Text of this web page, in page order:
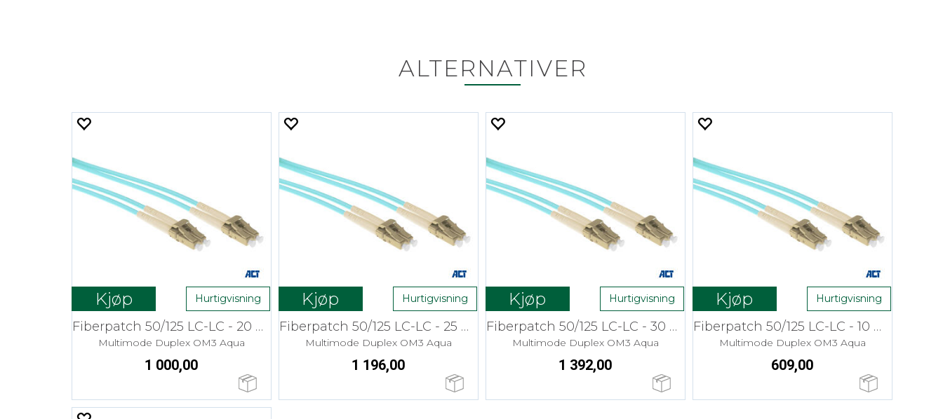
ALTERNATIVER
Kjøp Hurtigvisning
Fiberpatch 50/125 LC-LC - 20 m LSZH
Multimode Duplex OM3 Aqua
1 000,00
Kjøp Hurtigvisning
Fiberpatch 50/125 LC-LC - 25 m LSZH
Multimode Duplex OM3 Aqua
1 196,00
Kjøp Hurtigvisning
Fiberpatch 50/125 LC-LC - 30 m LSZH
Multimode Duplex OM3 Aqua
1 392,00
Kjøp Hurtigvisning
Fiberpatch 50/125 LC-LC - 10 m LSZH
Multimode Duplex OM3 Aqua
609,00